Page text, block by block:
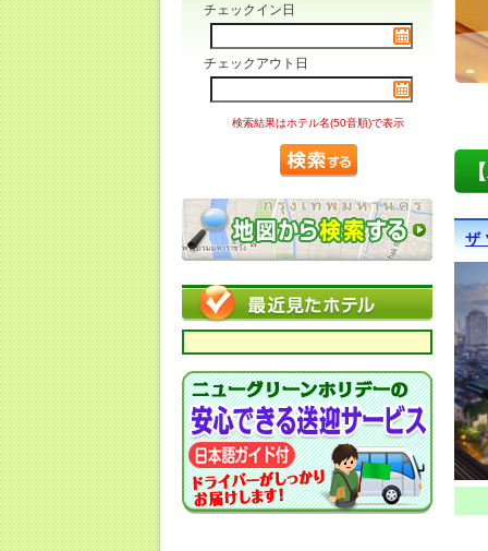
チェックイン日
チェックアウト日
検索結果はホテル名(50音順)で表示
ザ